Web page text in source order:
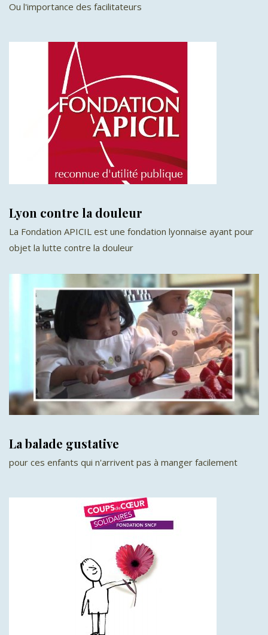
Οu l'importance des facilitateurs
Lyon contre la douleur
La Fondation APICIL est une fondation lyonnaise ayant pour
objet la lutte contre la douleur
La balade gustative
pour ces enfants qui n'arrivent pas à manger facilement